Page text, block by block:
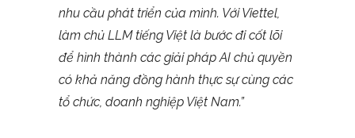
nhu cầu phát triển của mình. Với Viettel,
làm chủ LLM tiếng Việt là bước đi cốt lõi
để hình thành các giải pháp AI chủ quyền
có khả năng đồng hành thực sự cùng các
tổ chức, doanh nghiệp Việt Nam.”